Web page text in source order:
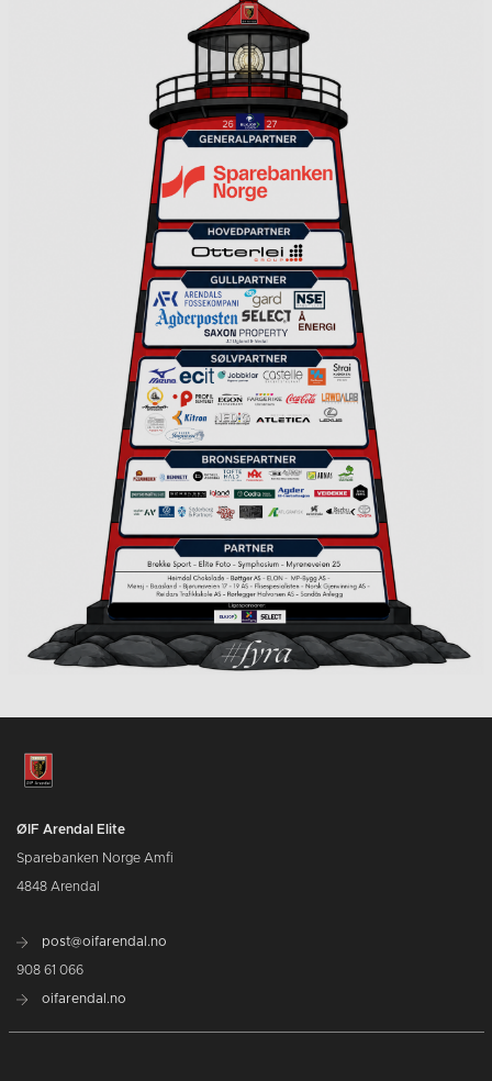
ØIF Arendal Elite
Sparebanken Norge Amfi
4848 Arendal
post@oifarendal.no
908 61 066
oifarendal.no